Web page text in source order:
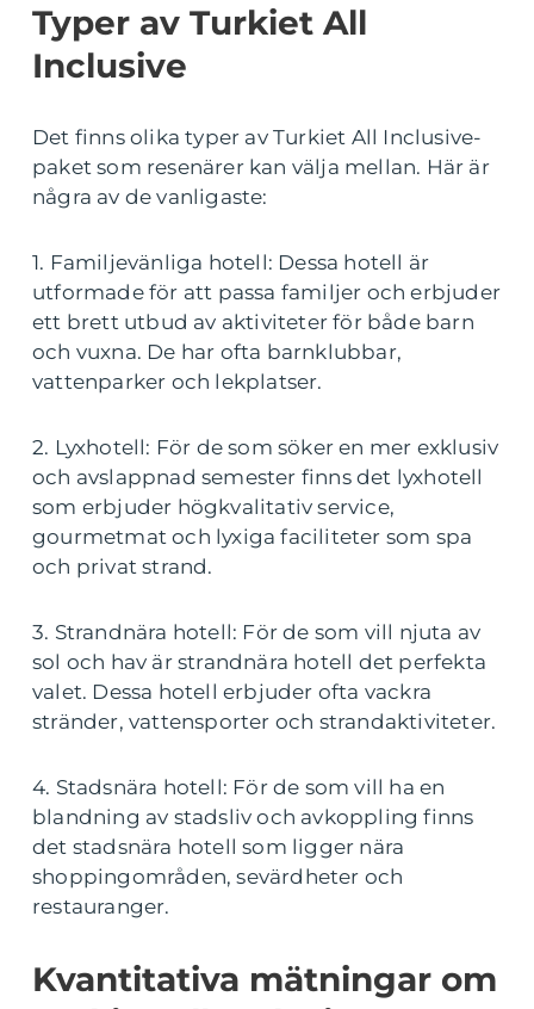
Typer av Turkiet All
Inclusive
Det finns olika typer av Turkiet All Inclusive-
paket som resenärer kan välja mellan. Här är
några av de vanligaste:
1. Familjevänliga hotell: Dessa hotell är
utformade för att passa familjer och erbjuder
ett brett utbud av aktiviteter för både barn
och vuxna. De har ofta barnklubbar,
vattenparker och lekplatser.
2. Lyxhotell: För de som söker en mer exklusiv
och avslappnad semester finns det lyxhotell
som erbjuder högkvalitativ service,
gourmetmat och lyxiga faciliteter som spa
och privat strand.
3. Strandnära hotell: För de som vill njuta av
sol och hav är strandnära hotell det perfekta
valet. Dessa hotell erbjuder ofta vackra
stränder, vattensporter och strandaktiviteter.
4. Stadsnära hotell: För de som vill ha en
blandning av stadsliv och avkoppling finns
det stadsnära hotell som ligger nära
shoppingområden, sevärdheter och
restauranger.
Kvantitativa mätningar om